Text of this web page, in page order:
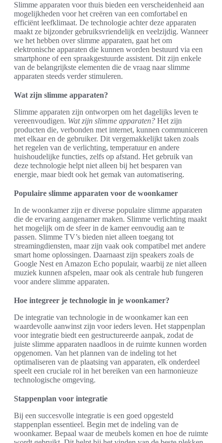
Slimme apparaten voor thuis bieden een verscheidenheid aan
mogelijkheden voor het creëren van een comfortabel en
efficiënt leefklimaat. De technologie achter deze apparaten
maakt ze bijzonder gebruiksvriendelijk en veelzijdig. Wanneer
we het hebben over slimme apparaten, gaat het om
elektronische apparaten die kunnen worden bestuurd via een
smartphone of een spraakgestuurde assistent. Dit zijn enkele
van de belangrijkste elementen die de vraag naar slimme
apparaten steeds verder stimuleren.
Wat zijn slimme apparaten?
Slimme apparaten zijn ontworpen om het dagelijks leven te
vereenvoudigen. Wat zijn slimme apparaten? Het zijn
producten die, verbonden met internet, kunnen communiceren
met elkaar en de gebruiker. Dit vergemakkelijkt taken zoals
het regelen van de verlichting, temperatuur en andere
huishoudelijke functies, zelfs op afstand. Het gebruik van
deze technologie helpt niet alleen bij het besparen van
energie, maar biedt ook het gemak van automatisering.
Populaire slimme apparaten voor de woonkamer
In de woonkamer zijn er diverse populaire slimme apparaten
die de ervaring aangenamer maken. Slimme verlichting maakt
het mogelijk om de sfeer in de kamer eenvoudig aan te
passen. Slimme TV’s bieden niet alleen toegang tot
streamingdiensten, maar zijn vaak ook compatibel met andere
smart home oplossingen. Daarnaast zijn speakers zoals de
Google Nest en Amazon Echo populair, waarbij ze niet alleen
muziek kunnen afspelen, maar ook als centrale hub fungeren
voor andere slimme apparaten.
Hoe integreer je technologie in je woonkamer?
De integratie van technologie in de woonkamer kan een
waardevolle aanwinst zijn voor ieders leven. Het stappenplan
voor integratie biedt een gestructureerde aanpak, zodat de
juiste slimme apparaten naadloos in de ruimte kunnen worden
opgenomen. Van het plannen van de indeling tot het
optimaliseren van de plaatsing van apparaten, elk onderdeel
speelt een cruciale rol in het bereiken van een harmonieuze
technologische omgeving.
Stappenplan voor integratie
Bij een succesvolle integratie is een goed opgesteld
stappenplan essentieel. Begin met de indeling van de
woonkamer. Bepaal waar de meubels komen en hoe de ruimte